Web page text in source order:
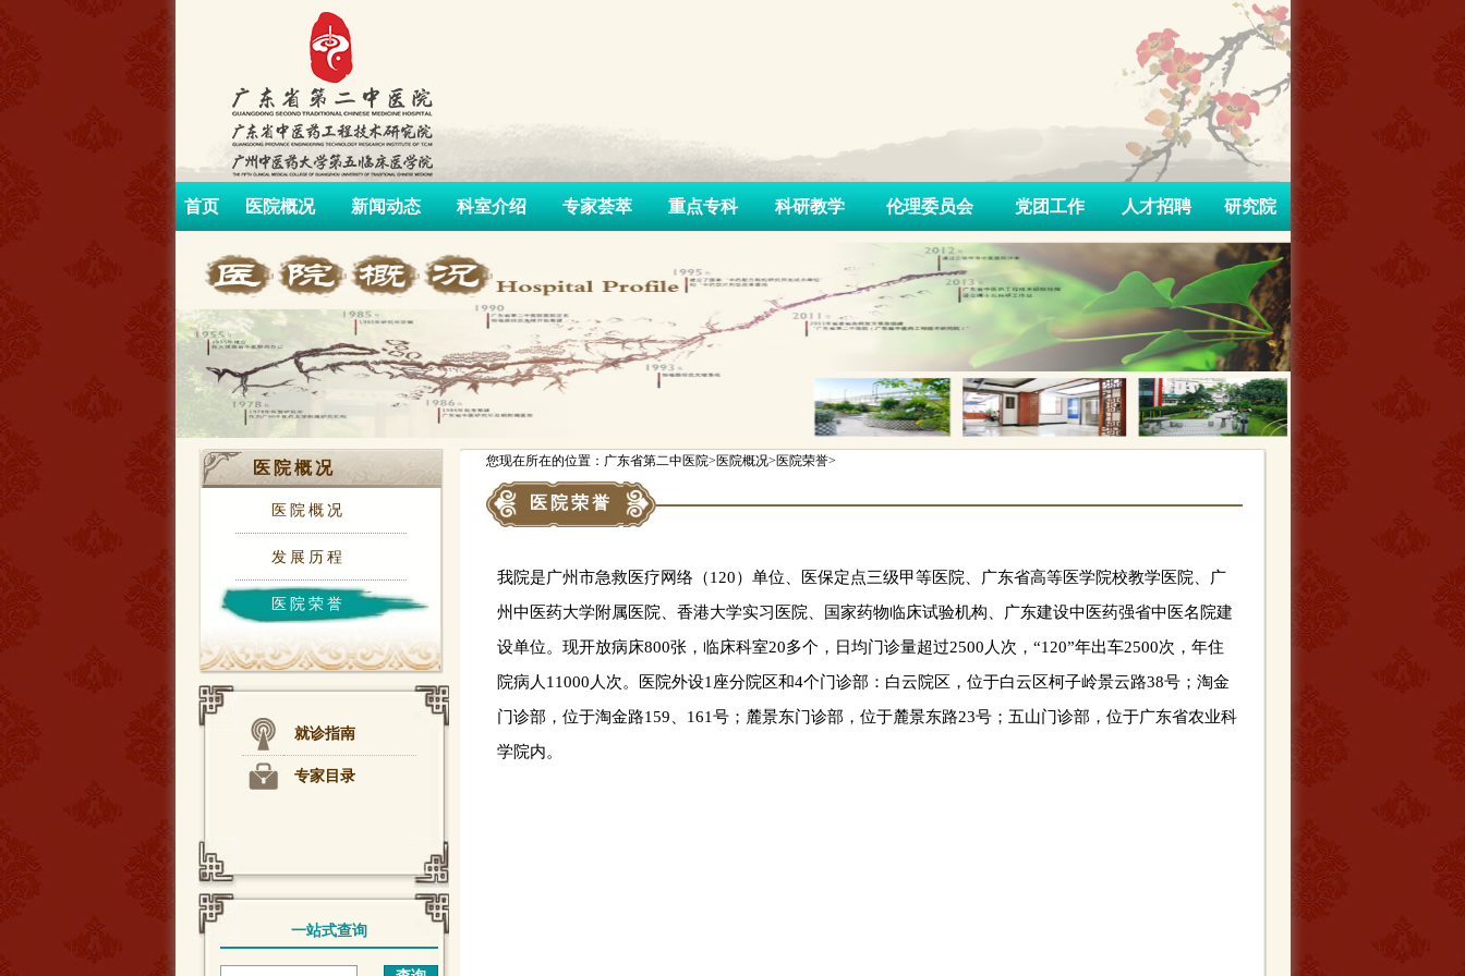
首页 医院概况 新闻动态 科室介绍 专家荟萃 重点专科 科研教学 伦理委员会 党团工作 人才招聘 研究院
医院概况
医院概况
发展历程
医院荣誉
就诊指南
专家目录
一站式查询
您现在所在的位置：广东省第二中医院>医院概况>医院荣誉>
医院荣誉
我院是广州市急救医疗网络（120）单位、医保定点三级甲等医院、广东省高等医学院校教学医院、广
州中医药大学附属医院、香港大学实习医院、国家药物临床试验机构、广东建设中医药强省中医名院建
设单位。现开放病床800张，临床科室20多个，日均门诊量超过2500人次，“120”年出车2500次，年住
院病人11000人次。医院外设1座分院区和4个门诊部：白云院区，位于白云区柯子岭景云路38号；淘金
门诊部，位于淘金路159、161号；麓景东门诊部，位于麓景东路23号；五山门诊部，位于广东省农业科
学院内。